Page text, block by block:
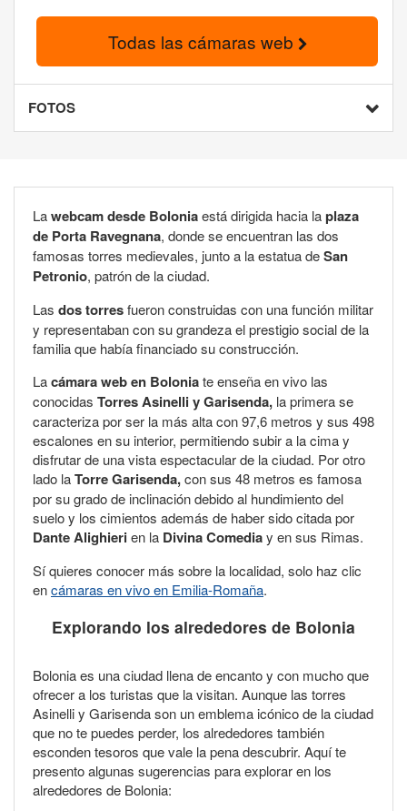
Todas las cámaras web
FOTOS
Lawebcam desde Boloniaestá dirigida hacia laplaza
de Porta Ravegnana, donde se encuentran las dos
famosas torres medievales, junto a la estatua deSan
Petronio, patrón de la ciudad.
Las dos torresfueron construidas con una función militar
y representaban con su grandeza el prestigio social de la
familia que había financiado su construcción.
Lacámara web en Boloniate enseña en vivo las
conocidas TorresAsinelli yGarisenda, la primera se
caracteriza por ser la más alta con 97,6 metros y sus 498
escalones en su interior, permitiendo subir a la cima y
disfrutar de una vista espectacular de la ciudad. Por otro
lado laTorreGarisenda,con sus 48 metros es famosa
por su grado de inclinación debido al hundimiento del
suelo y los cimientos además de haber sido citada por
Dante Alighierien la Divina Comediay en sus Rimas.
Sí quieres conocer más sobre la localidad, solo haz clic
encámaras en vivo en Emilia-Romaña.
Explorando los alrededores de Bolonia
Bolonia es una ciudad llena de encanto y con mucho que
ofrecer a los turistas que la visitan. Aunque las torres
Asinelli y Garisenda son un emblema icónico de la ciudad
que no te puedes perder, los alrededores también
esconden tesoros que vale la pena descubrir. Aquí te
presento algunas sugerencias para explorar en los
alrededores de Bolonia: